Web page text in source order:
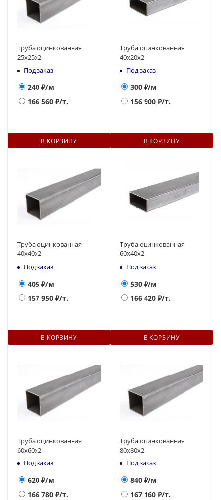
Труба оцинкованная
25x25x2
Под заказ
240 ₽/м
166 560 ₽/т.
В КОРЗИНУ
Труба оцинкованная
40x20x2
Под заказ
300 ₽/м
156 900 ₽/т.
В КОРЗИНУ
Труба оцинкованная
40x40x2
Под заказ
405 ₽/м
157 950 ₽/т.
В КОРЗИНУ
Труба оцинкованная
60x40x2
Под заказ
530 ₽/м
166 420 ₽/т.
В КОРЗИНУ
Труба оцинкованная
60x60x2
Под заказ
620 ₽/м
166 780 ₽/т.
Труба оцинкованная
80x80x2
Под заказ
840 ₽/м
167 160 ₽/т.